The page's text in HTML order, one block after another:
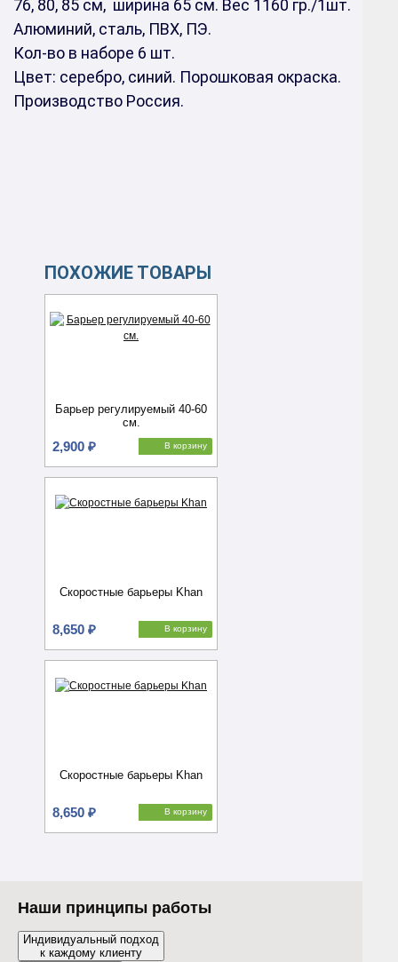
76, 80, 85 см, ширина 65 см. Вес 1160 гр./1шт.
Алюминий, сталь, ПВХ, ПЭ.
Кол-во в наборе 6 шт.
Цвет: серебро, синий. Порошковая окраска.
Производство Россия.
ПОХОЖИЕ ТОВАРЫ
Барьер регулируемый 40-60
см.
2,900 ₽ В корзину
Скоростные барьеры Khan
8,650 ₽ В корзину
Скоростные барьеры Khan
8,650 ₽ В корзину
Наши принципы работы
Индивидуальный подход
к каждому клиенту